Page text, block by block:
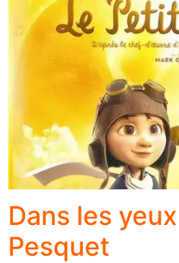
Dans les
Pesquet